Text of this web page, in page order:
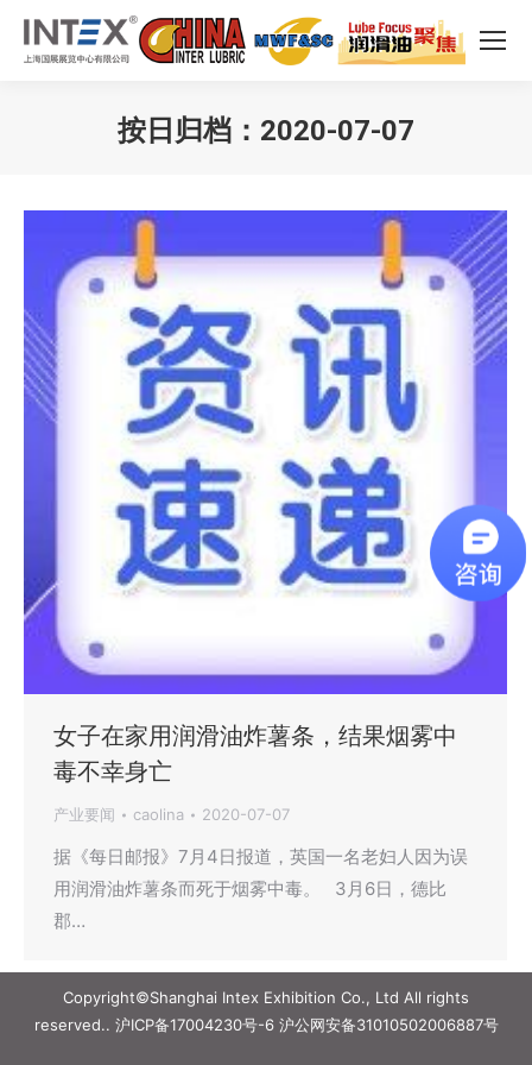
按日归档： 2020-07-07
女子在家用润滑油炸薯条，结果烟雾中
毒不幸身亡
产业要闻 caolina 2020-07-07
据《每日邮报》7月4日报道，英国一名老妇人因为误
用润滑油炸薯条而死于烟雾中毒。 3月6日，德比
郡…
Copyright©Shanghai Intex Exhibition Co., Ltd All rights
reserved.. 沪ICP备17004230号-6沪公网安备31010502006887号